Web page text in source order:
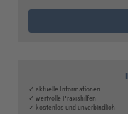
✓ aktuelle Informationen
✓ wertvolle Praxishilfen
✓ kostenlos und unverbindlich